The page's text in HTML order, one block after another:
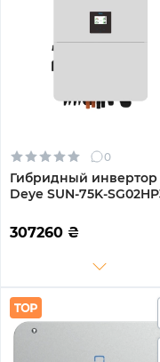
0
Гибридный инвертор
Deye SUN-75K-
MPPT Wi-Fi 220/380V
Трехфазный
307260 ₴